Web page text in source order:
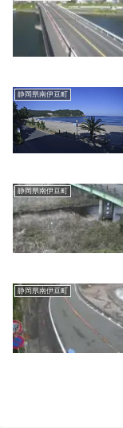
静岡県南伊豆町
静岡県南伊豆町
静岡県南伊豆町